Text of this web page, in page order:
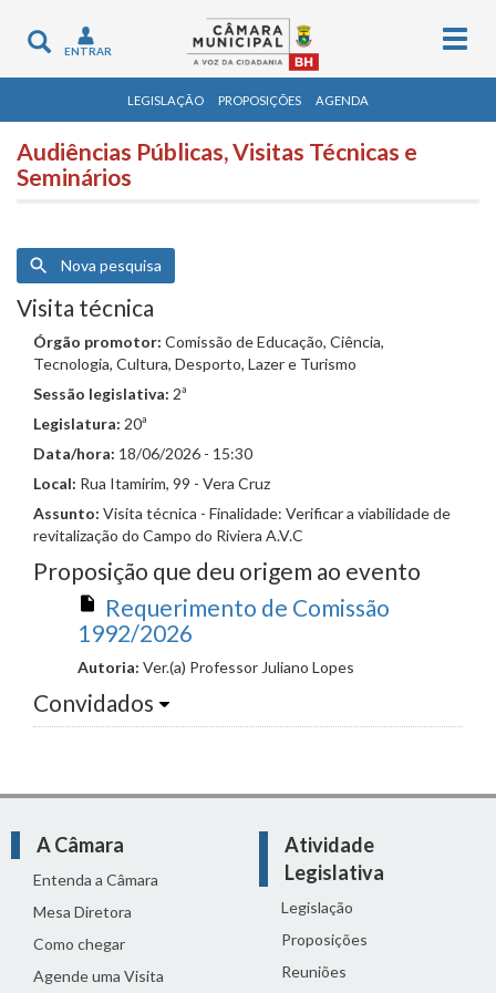
Toggle
navigation
ENTRAR
LEGISLAÇÃO PROPOSIÇÕES AGENDA
Audiências Públicas, Visitas Técnicas e
Seminários
Nova pesquisa
Visita técnica
Órgão promotor: Comissão de Educação, Ciência,
Tecnologia, Cultura, Desporto, Lazer e Turismo
Sessão legislativa: 2ª
Legislatura: 20ª
Data/hora: 18/06/2026 - 15:30
Local: Rua Itamirim, 99 - Vera Cruz
Assunto: Visita técnica - Finalidade: Verificar a viabilidade de
revitalização do Campo do Riviera A.V.C
Proposição que deu origem ao evento
Requerimento de Comissão
1992/2026
Autoria: Ver.(a) Professor Juliano Lopes
Convidados
A Câmara
Entenda a Câmara
Mesa Diretora
Como chegar
Agende uma Visita
Atividade
Legislativa
Legislação
Proposições
Reuniões